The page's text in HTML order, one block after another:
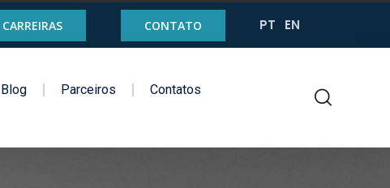
CARREIRAS CONTATO PT EN
Blog Parceiros Contatos